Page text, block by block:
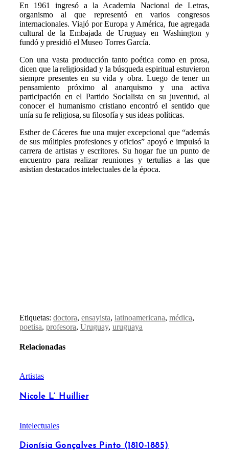
En 1961 ingresó a la Academia Nacional de Letras,
organismo al que representó en varios congresos
internacionales. Viajó por Europa y América, fue agregada
cultural de la Embajada de Uruguay en Washington y
fundó y presidió el Museo Torres García.
Con una vasta producción tanto poética como en prosa,
dicen que la religiosidad y la búsqueda espiritual estuvieron
siempre presentes en su vida y obra. Luego de tener un
pensamiento próximo al anarquismo y una activa
participación en el Partido Socialista en su juventud, al
conocer el humanismo cristiano encontró el sentido que
unía su fe religiosa, su filosofía y sus ideas políticas.
Esther de Cáceres fue una mujer excepcional que “además
de sus múltiples profesiones y oficios” apoyó e impulsó la
carrera de artistas y escritores. Su hogar fue un punto de
encuentro para realizar reuniones y tertulias a las que
asistían destacados intelectuales de la época.
Etiquetas: doctora, ensayista, latinoamericana, médica,
poetisa, profesora, Uruguay, uruguaya
Relacionadas
Artistas
Nicole L’ Huillier
Intelectuales
Dionísia Gonçalves Pinto (1810-1885)